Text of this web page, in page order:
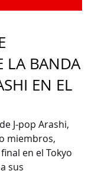
LA BANDA
EN EL
J-pop Arashi,
miembros,
en el Tokyo
sus